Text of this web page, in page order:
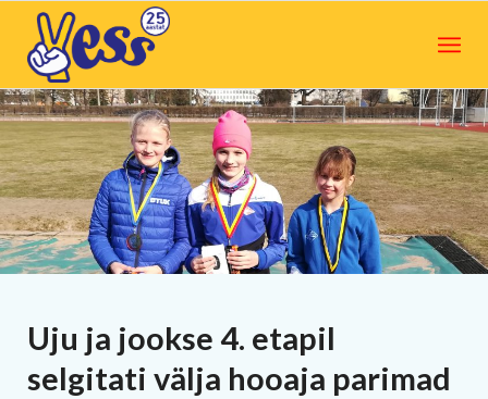
Uju ja jookse 4. etapil
selgitati välja hooaja parimad